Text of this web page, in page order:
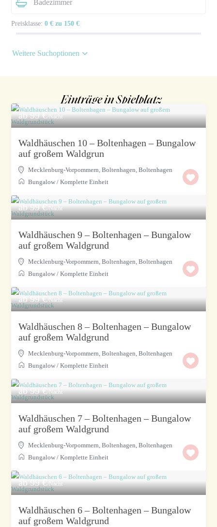
Preisklasse: 0 € zu 150 €
Weitere Suchoptionen
Einträge in Spielplatz
ab 99 €/Nacht
Waldhäuschen 10 – Boltenhagen – Bungalow
auf großem Waldgrun
Mecklenburg-Vorpommern, Boltenhagen,Boltenhagen
Bungalow /Komplette Einheit
ab 99 €/Nacht
Waldhäuschen 9 – Boltenhagen – Bungalow
auf großem Waldgrund
Mecklenburg-Vorpommern, Boltenhagen,Boltenhagen
Bungalow /Komplette Einheit
ab 99 €/Nacht
Waldhäuschen 8 – Boltenhagen – Bungalow
auf großem Waldgrund
Mecklenburg-Vorpommern, Boltenhagen,Boltenhagen
Bungalow /Komplette Einheit
ab 99 €/Nacht
Waldhäuschen 7 – Boltenhagen – Bungalow
auf großem Waldgrund
Mecklenburg-Vorpommern, Boltenhagen,Boltenhagen
Bungalow /Komplette Einheit
ab 99 €/Nacht
Waldhäuschen 6 – Boltenhagen – Bungalow
auf großem Waldgrund